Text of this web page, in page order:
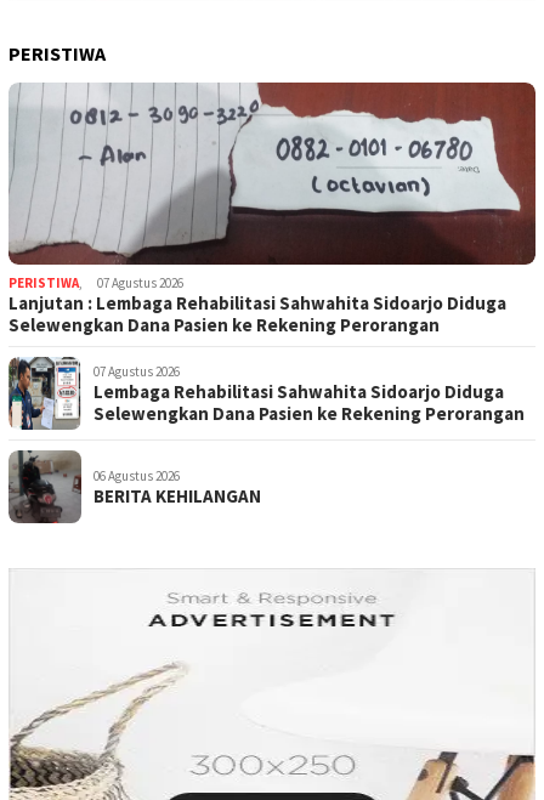
PERISTIWA
PERISTIWA 07 Agustus 2026
Lanjutan : Lembaga Rehabilitasi Sahwahita Sidoarjo Diduga
Selewengkan Dana Pasien ke Rekening Perorangan
07 Agustus 2026
Lembaga Rehabilitasi Sahwahita Sidoarjo Diduga
Selewengkan Dana Pasien ke Rekening Perorangan
06 Agustus 2026
BERITA KEHILANGAN